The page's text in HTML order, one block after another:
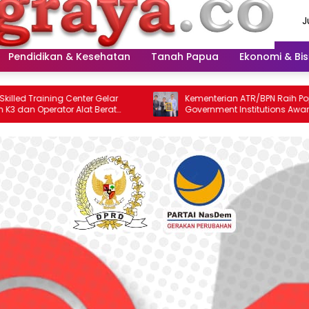
Pendidikan & Kesehatan Tanah Papua Ekonomi &
Gelar
Berat
Kementerian ATR/BPN Raih Popular
Government Institutions Award 2026